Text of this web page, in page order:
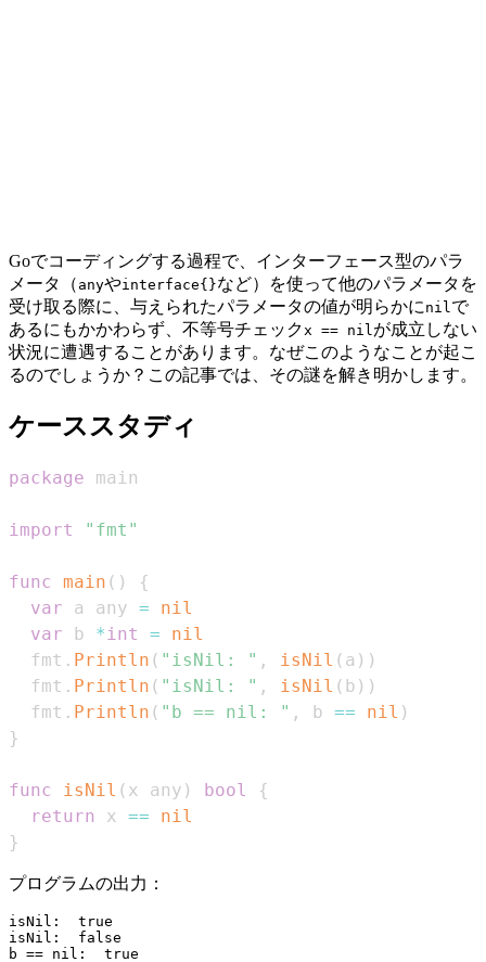
Goでコーディングする過程で、インターフェース型のパラ
メータ（ anyやinterface{}など）を使って他のパラメータを
受け取る際に、与えられたパラメータの値が明らかに nilで
あるにもかかわらず、不等号チェックx == nilが成立しない
状況に遭遇することがあります。なぜこのようなことが起こ
るのでしょうか？この記事では、その謎を解き明かします。
ケーススタディ
package
import "fmt"
func main ( )
{
var a any =
nil
var b *int =
nil
  fmt
. Println ( "isNil: " , isNil ( a ) )
  fmt
. Println ( "isNil: " , isNil ( b ) )
  fmt
. Println ( "b == nil: " , b == nil )
}
func isNil ( x any ) bool
{
return
x ==
nil
}
プログラムの出力：
isNil:  true
isNil:  false